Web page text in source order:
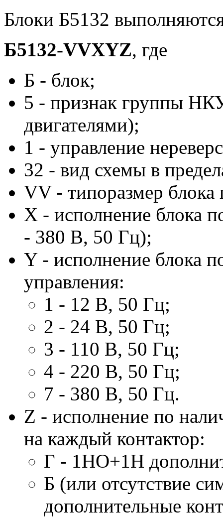
Блоки Б5132
Б5132-VVXYZ, где
Б - блок;
5 - признак группы
двигателями);
1 - управление
32 - вид схемы в
VV - типоразмер
X - исполнение блока
- 380 В, 50 Гц);
Y - исполнение блока
управления:
1 - 12 В, 50 Гц;
2 - 24 В, 50 Гц;
3 - 110 В, 50 Гц;
4 - 220 В, 50 Гц;
7 - 380 В, 50 Гц.
Z - исполнение по
на каждый контактор:
Г - 1НО+1Н
Б (или отсутствие
дополнительные